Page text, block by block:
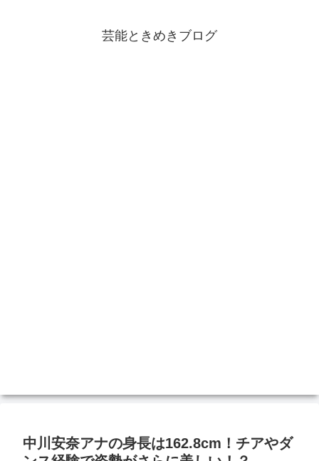
芸能ときめきブログ
中川安奈アナの身長は162.8cm！チアやダ